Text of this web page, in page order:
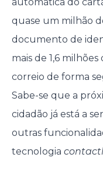
quase um milhão
documento de
mais de 1,6
correio de forma
Sabe-se que a
cidadão já está a
outras
tecnologia